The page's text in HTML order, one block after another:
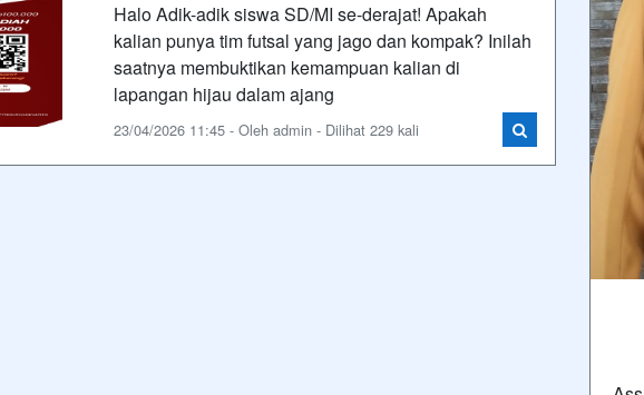
Halo Adik-adik siswa SD/MI se-derajat! Apakah
kalian punya tim futsal yang jago dan kompak? Inilah
saatnya membuktikan kemampuan kalian di
lapangan hijau dalam ajang
23/04/2026 11:45 - Oleh admin - Dilihat 229 kali